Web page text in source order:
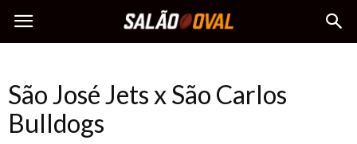
São José Jets x São Carlos
Bulldogs